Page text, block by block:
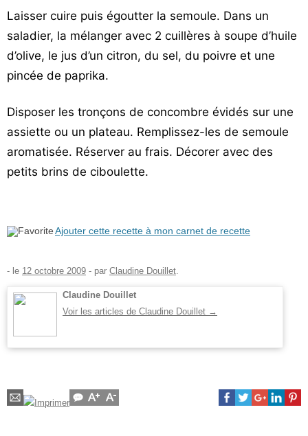
Laisser cuire puis égoutter la semoule. Dans un
saladier, la mélanger avec 2 cuillères à soupe d’huile
d’olive, le jus d’un citron, du sel, du poivre et une
pincée de paprika.
Disposer les tronçons de concombre évidés sur une
assiette ou un plateau. Remplissez-les de semoule
aromatisée. Réserver au frais. Décorer avec des
petits brins de ciboulette.
Ajouter cette recette à mon carnet de recette
- le 12 octobre 2009 - par Claudine Douillet.
Claudine Douillet
Voir les articles de Claudine Douillet →